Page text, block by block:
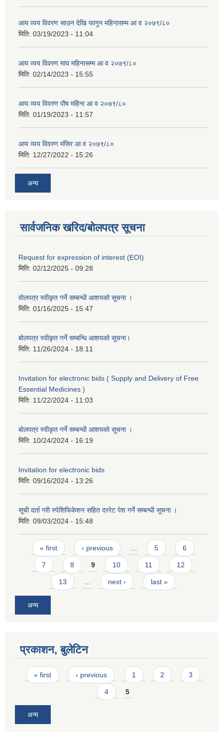
आय व्यय विवरण साउन देखि फागुन महिनासम्म आ व २०७९/८०
मिति: 03/19/2023 - 11:04
आय व्यय विवरण माघ महिनासम्म आ व २०७९/८०
मिति: 02/14/2023 - 15:55
आय व्यय विवरण पौष महिना आ व २०७९/८०
मिति: 01/19/2023 - 11:57
आय व्यय विवरण मंसिर आ व २०७९/८०
मिति: 12/27/2022 - 15:26
अन्य
सार्वजनिक खरिद/बोलपत्र सूचना
Request for expression of interest (EOI)
मिति: 02/12/2025 - 09:28
वोलपत्र स्वीकृत गर्ने सम्बन्धी आशयको सूचना ।
मिति: 01/16/2025 - 15:47
बोलपत्र स्वीकृत गर्ने सम्बन्धि आशयको सूचना।
मिति: 11/26/2024 - 18:11
Invitation for electronic bids ( Supply and Delivery of Free
Essential Medicines )
मिति: 11/22/2024 - 11:03
बोलपत्र स्वीकृत गर्ने सम्बन्धी आशयको सूचना ।
मिति: 10/24/2024 - 16:19
Invitation for electronic bids
मिति: 09/16/2024 - 13:26
सूची दर्ता गरी स्पेशिफिकेशन सहित दररेट पेश गर्ने सम्बन्धी सूचना ।
मिति: 09/03/2024 - 15:48
Pages
« first ‹ previous … 5 6
7 8 9 10 11 12
13 … next › last »
अन्य
प्रकाशन, बुलेटिन
Pages
« first ‹ previous 1 2 3
4 5
अन्य